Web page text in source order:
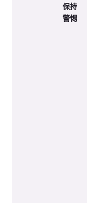
保持
警惕